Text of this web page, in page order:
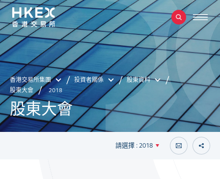
香港交易所集團 投資者關係
股東資料
股東大會
2018
股東大會
請選擇 : 2018